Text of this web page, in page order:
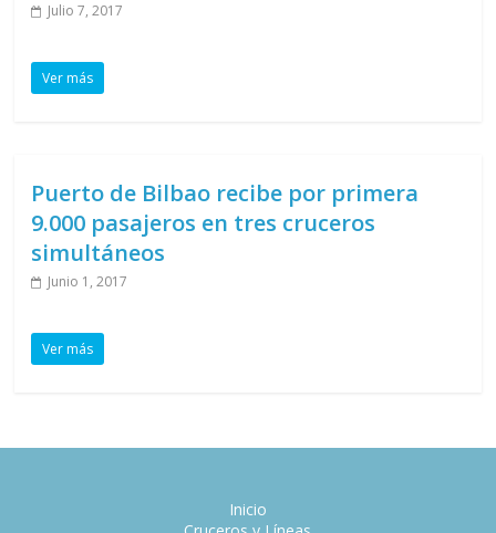
Julio 7, 2017
Ver más
Puerto de Bilbao recibe por primera
9.000 pasajeros en tres cruceros
simultáneos
Junio 1, 2017
Ver más
Inicio